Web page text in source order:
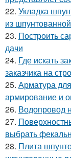
22. Укладка
из
23. Построить
дачи
24. Где искать
заказчика на
25. Арматура
армирование и
26. Водопровод
27.
выбрать
28. Плита